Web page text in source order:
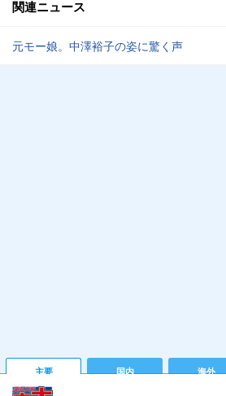
関連ニュース
元モー娘。中澤裕子の姿に驚く声
主要 国内 海外